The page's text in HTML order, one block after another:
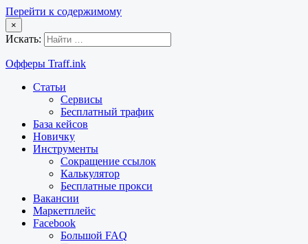
Перейти к содержимому
×
Искать:
Офферы Traff.ink
Статьи
Сервисы
Бесплатный трафик
База кейсов
Новичку
Инструменты
Сокращение ссылок
Калькулятор
Бесплатные прокси
Вакансии
Маркетплейс
Facebook
Большой FAQ